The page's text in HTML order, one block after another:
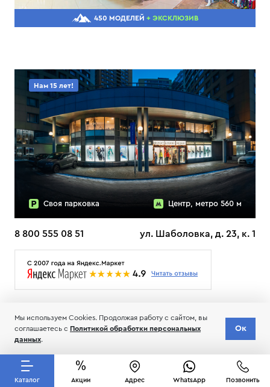
450 МОДЕЛЕЙ + ЭКСКЛЮЗИВ
Нам 15 лет!
Своя парковка Центр, метро 560 м
8 800 555 08 51 ул. Шаболовка, д. 23, к. 1
© 2006-2026 Пределанет
Каталог Акции Адрес WhatsApp Позвонить
Мы используем Cookies. Продолжая работу с сайтом, вы
соглашаетесь с Политикой обработки персональных
данных.
Ок